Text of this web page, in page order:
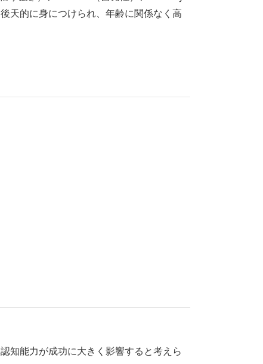
天的に身につけられ、年齢に関係なく高
知能力が成功に大きく影響すると考えら